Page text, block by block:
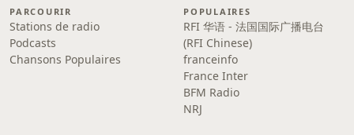
PARCOURIR
Stations de radio
Podcasts
Chansons Populaires
POPULAIRES
RFI 华语 - 法国国际广播电台
(RFI Chinese)
franceinfo
France Inter
BFM Radio
NRJ